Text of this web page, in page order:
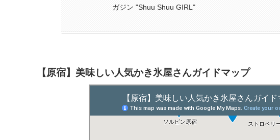
ガジン "Shuu Shuu GIRL"
【原宿】美味しい人気かき氷屋さんガイドマップ